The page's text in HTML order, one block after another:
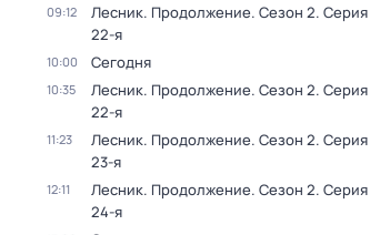
09:12 Лесник. Продолжение. Сезон 2. Серия
22-я
10:00 Сегодня
10:35 Лесник. Продолжение. Сезон 2. Серия
22-я
11:23 Лесник. Продолжение. Сезон 2. Серия
23-я
12:11 Лесник. Продолжение. Сезон 2. Серия
24-я